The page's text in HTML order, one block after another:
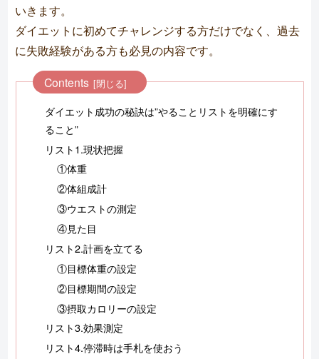
いきます。
ダイエットに初めてチャレンジする方だけでなく、過去
に失敗経験がある方も必見の内容です。
Contents
ダイエット成功の秘訣は”やることリストを明確にす
ること”
リスト1.現状把握
①体重
②体組成計
③ウエストの測定
④見た目
リスト2.計画を立てる
①目標体重の設定
②目標期間の設定
③摂取カロリーの設定
リスト3.効果測定
リスト4.停滞時は手札を使おう